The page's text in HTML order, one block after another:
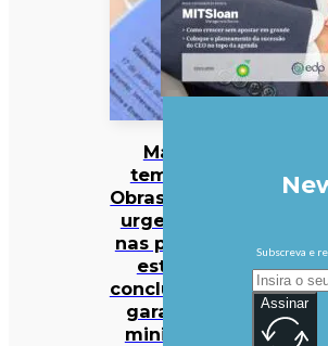
Mau
tempo:
Obras mais
urgentes
nas praias
estão
concluídas,
garante
ministra
Subscreva e
Assinar